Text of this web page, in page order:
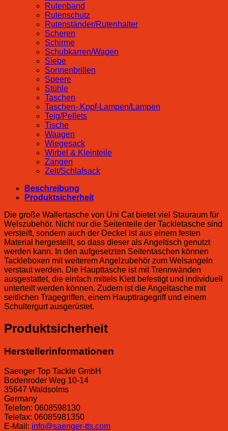
Rutenband
Rutenschutz
Rutenständer/Rutenhalter
Scheren
Schirme
Schubkarren/Wagen
Siebe
Sonnenbrillen
Speere
Stühle
Taschen
Taschen-,Kopf-Lampen/Lampen
Teig/Pellets
Tische
Waagen
Wiegesack
Wirbel & Kleinteile
Zangen
Zelt/Schlafsack
Beschreibung
Produktsicherheit
Die große Wallertasche von Uni Cat bietet viel Stauraum für
Welszubehör. Nicht nur die Seitenteile der Tackletasche sind
versteift, sondern auch der Deckel ist aus einem festen
Material hergestellt, so dass dieser als Angeltisch genutzt
werden kann. In den aufgesetzten Seitentaschen können
Tackleboxen mit weiterem Angelzubehör zum Welsangeln
verstaut werden. Die Haupttasche ist mit Trennwänden
ausgestattet, die einfach mittels Klett befestigt und individuell
unterteilt werden können. Zudem ist die Angeltasche mit
seitlichen Tragegriffen, einem Haupttragegriff und einem
Schultergurt ausgerüstet.
Produktsicherheit
Herstellerinformationen
Saenger Top Tackle GmbH
Bodenroder Weg 10-14
35647 Waldsolms
Germany
Telefon: 0608598130
Telefax: 06085981350
E-Mail: info@saenger-tts.com